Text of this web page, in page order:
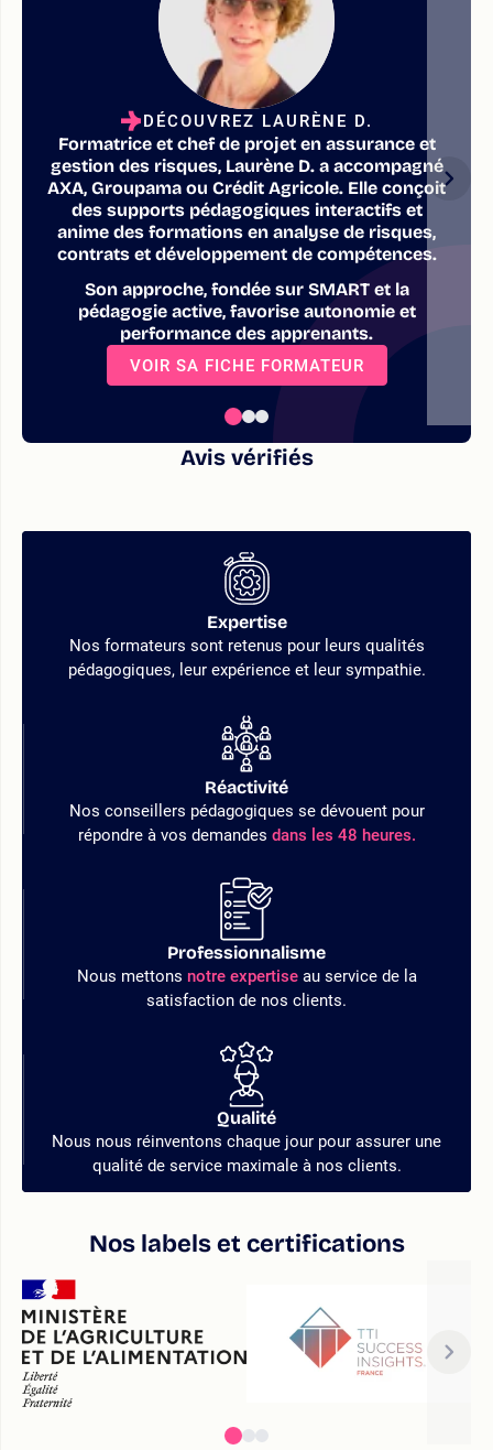
DÉCOUVREZ LAURÈNE D.
Formatrice et chef de projet en assurance et
gestion des risques, Laurène D. a accompagné
AXA, Groupama ou Crédit Agricole. Elle conçoit
des supports pédagogiques interactifs et
anime des formations en analyse de risques,
contrats et développement de compétences.
Son approche, fondée sur SMART et la
pédagogie active, favorise autonomie et
performance des apprenants.
VOIR SA FICHE FORMATEUR
Avis vérifiés
Expertise
Nos formateurs sont retenus pour leurs qualités
pédagogiques, leur expérience et leur sympathie.
Réactivité
Nos conseillers pédagogiques se dévouent pour
répondre à vos demandes dans les 48 heures.
Professionnalisme
Nous mettons notre expertiseau service de la
satisfaction de nos clients.
Qualité
Nous nous réinventons chaque jour pour assurer une
qualité de service maximale à nos clients.
Nos labels et certifications